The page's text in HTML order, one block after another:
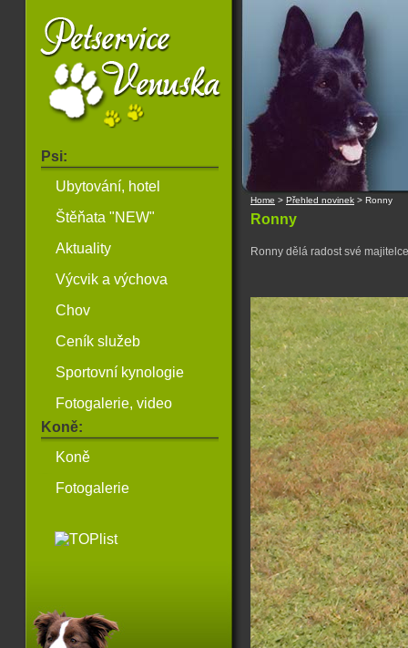
Psi:
Ubytování, hotel
Štěňata "NEW"
Aktuality
Výcvik a výchova
Chov
Ceník služeb
Sportovní kynologie
Fotogalerie, video
Koně:
Koně
Fotogalerie
Home > Přehled novinek > Ronny
Ronny
Ronny dělá radost své